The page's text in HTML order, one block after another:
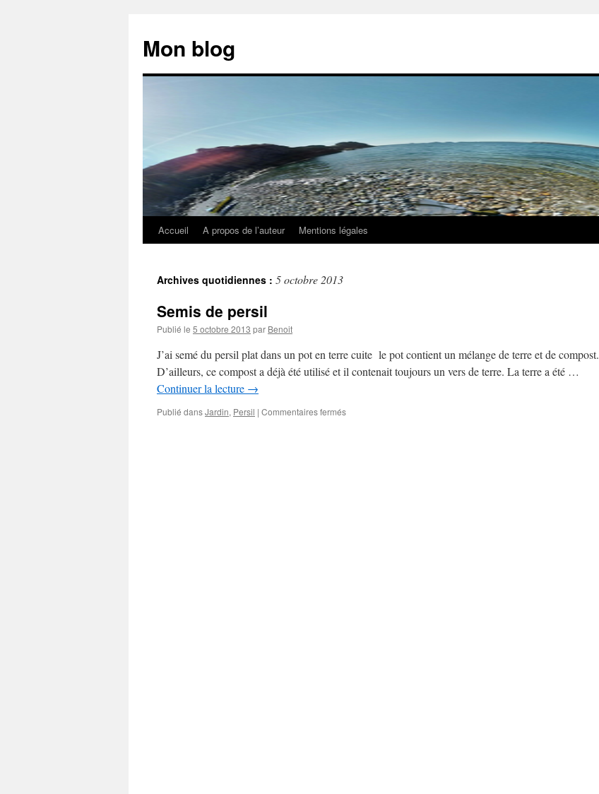
contenu
Mon blog
Accueil A propos de l’auteur Mentions légales
Archives quotidiennes : 5 octobre 2013
Semis de persil
Publié le 5 octobre 2013 par Benoit
J’ai semé du persil plat dans un pot en terre cuite le pot contient un mélange de terre et de compost.
D’ailleurs, ce compost a déjà été utilisé et il contenait toujours un vers de terre. La terre a été …
Continuer la lecture →
Publié dansJardin, Persil | Commentaires ferméssur